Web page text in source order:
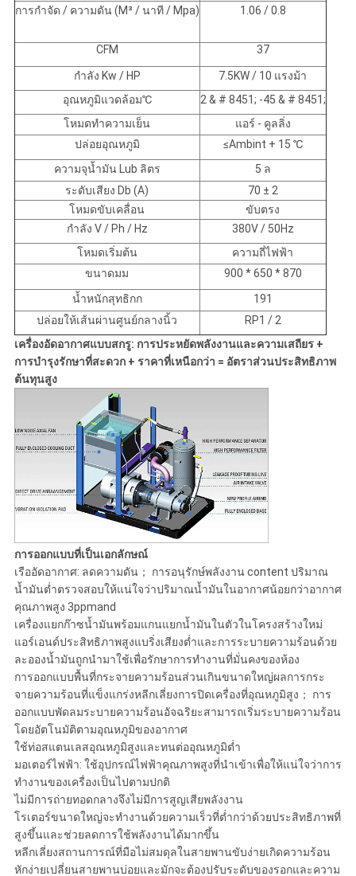
การกำจัด / ความดัน (M³ / นาที / Mpa)
1.06 / 0.8
CFM 37
กำลัง Kw / HP
7.5KW / 10 แรงม้า
อุณหภูมิแวดล้อม℃
2 & # 8451; -45 & # 8451;
โหมดทำความเย็น
แอร์ - คูลลิ่ง
ปล่อยอุณหภูมิ
≤Ambint + 15 ℃
ความจุน้ำมัน Lub ลิตร
5 ล
ระดับเสียง Db (A)
70 ± 2
โหมดขับเคลื่อน
ขับตรง
กำลัง V / Ph / Hz
380V / 50Hz
โหมดเริ่มต้น
ความถี่ไฟฟ้า
ขนาดมม
900 * 650 * 870
น้ำหนักสุทธิกก
191
ปล่อยให้เส้นผ่านศูนย์กลางนิ้ว
RP1 / 2
เครื่องอัดอากาศแบบสกรู: การประหยัดพลังงานและความเสถียร +
การบำรุงรักษาที่สะดวก + ราคาที่เหนือกว่า = อัตราส่วนประสิทธิภาพ
ต้นทุนสูง
การออกแบบที่เป็นเอกลักษณ์
เรืออัดอากาศ: ลดความดัน； การอนุรักษ์พลังงาน content ปริมาณ
น้ำมันต่ำตรวจสอบให้แน่ใจว่าปริมาณน้ำมันในอากาศน้อยกว่าอากาศ
คุณภาพสูง 3ppmand
เครื่องแยกก๊าซน้ำมันพร้อมแกนแยกน้ำมันในตัวในโครงสร้างใหม่
แอร์เอนด์ประสิทธิภาพสูงแบริ่งเสียงต่ำและการระบายความร้อนด้วย
ละอองน้ำมันถูกนำมาใช้เพื่อรักษาการทำงานที่มั่นคงของห้อง
การออกแบบพื้นที่กระจายความร้อนส่วนเกินขนาดใหญ่ผลการกระ
จายความร้อนที่แข็งแกร่งหลีกเลี่ยงการปิดเครื่องที่อุณหภูมิสูง； การ
ออกแบบพัดลมระบายความร้อนอัจฉริยะสามารถเริ่มระบายความร้อน
โดยอัตโนมัติตามอุณหภูมิของอากาศ
ใช้ท่อสแตนเลสอุณหภูมิสูงและทนต่ออุณหภูมิต่ำ
มอเตอร์ไฟฟ้า: ใช้อุปกรณ์ไฟฟ้าคุณภาพสูงที่นำเข้าเพื่อให้แน่ใจว่าการ
ทำงานของเครื่องเป็นไปตามปกติ
ไม่มีการถ่ายทอดกลางจึงไม่มีการสูญเสียพลังงาน
โรเตอร์ขนาดใหญ่จะทำงานด้วยความเร็วที่ต่ำกว่าด้วยประสิทธิภาพที่
สูงขึ้นและช่วยลดการใช้พลังงานได้มากขึ้น
หลีกเลี่ยงสถานการณ์ที่มือไม่สมดุลในสายพานขับง่ายเกิดความร้อน
หักง่ายเปลี่ยนสายพานบ่อยและมักจะต้องปรับระดับของรอกและความ